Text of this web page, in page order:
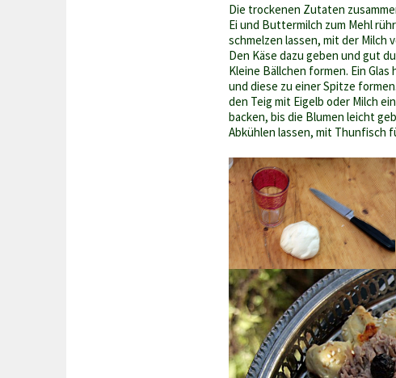
Die trockenen Zutaten
Ei und Buttermilch zum Mehl
schmelzen lassen, mit der Milch
Den Käse dazu geben und gut
Kleine Bällchen formen. Ein
und diese zu einer Spitze
den Teig mit Eigelb oder Milch
backen, bis die Blumen leicht
Abkühlen lassen, mit Thunfisch